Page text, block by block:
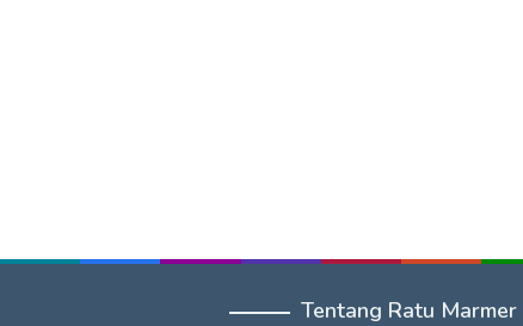
Tentang Ratu Marmer